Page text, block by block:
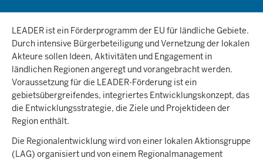
LEADER ist ein Förderprogramm der EU für ländliche Gebiete.
Durch intensive Bürgerbeteiligung und Vernetzung der lokalen
Akteure sollen Ideen, Aktivitäten und Engagement in
ländlichen Regionen angeregt und vorangebracht werden.
Voraussetzung für die LEADER-Förderung ist ein
gebietsübergreifendes, integriertes Entwicklungskonzept, das
die Entwicklungsstrategie, die Ziele und Projektideen der
Region enthält.
Die Regionalentwicklung wird von einer lokalen Aktionsgruppe
(LAG) organisiert und von einem Regionalmanagement